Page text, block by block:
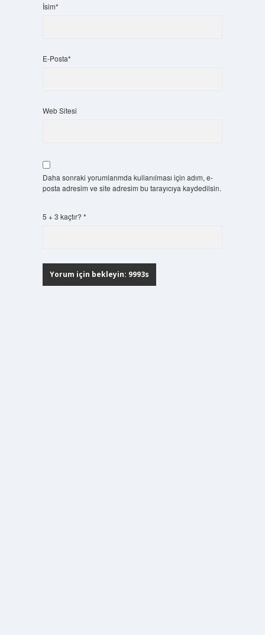
İsim*
E-Posta*
Web Sitesi
Daha sonraki yorumlarımda kullanılması için adım, e-
posta adresim ve site adresim bu tarayıcıya kaydedilsin.
5 + 3 kaçtır? *